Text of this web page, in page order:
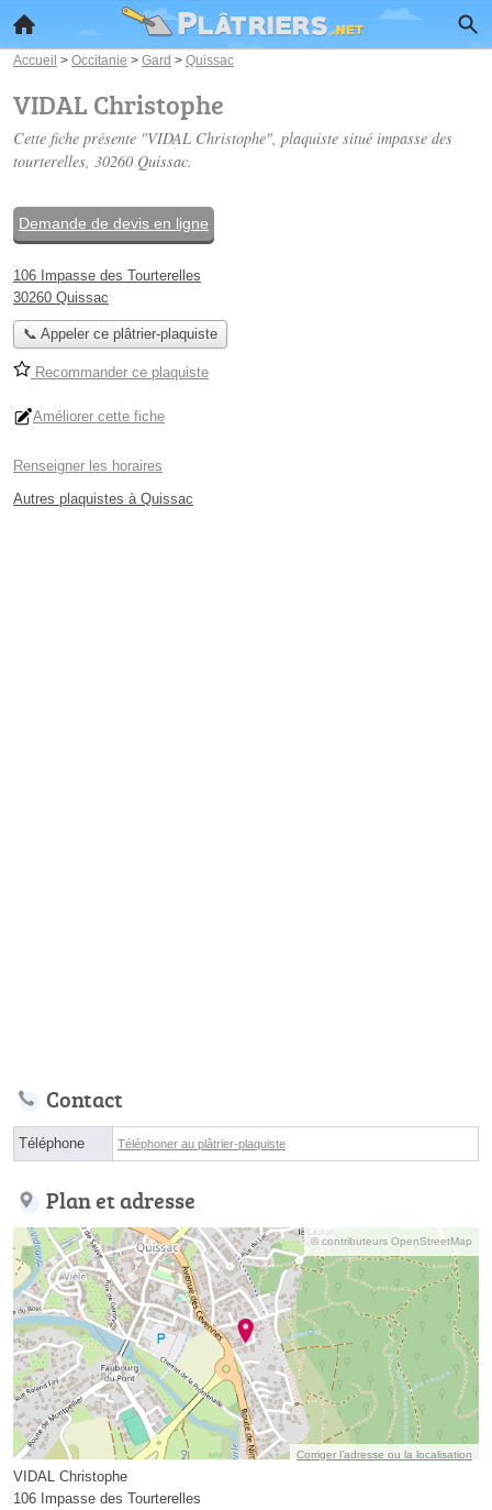
Accueil > Occitanie > Gard > Quissac
VIDAL Christophe
Cette fiche présente "VIDAL Christophe", plaquiste situé impasse des
tourterelles, 30260 Quissac.
Demande de devis en ligne
106 Impasse des Tourterelles
30260 Quissac
📞 Appeler ce plâtrier-plaquiste
Recommander ce plaquiste
Améliorer cette fiche
Renseigner les horaires
Autres plaquistes à Quissac
Contact
Téléphone Téléphoner au plâtrier-plaquiste
Plan et adresse
© contributeurs OpenStreetMap
Corriger l’adresse ou la localisation
VIDAL Christophe
106 Impasse des Tourterelles